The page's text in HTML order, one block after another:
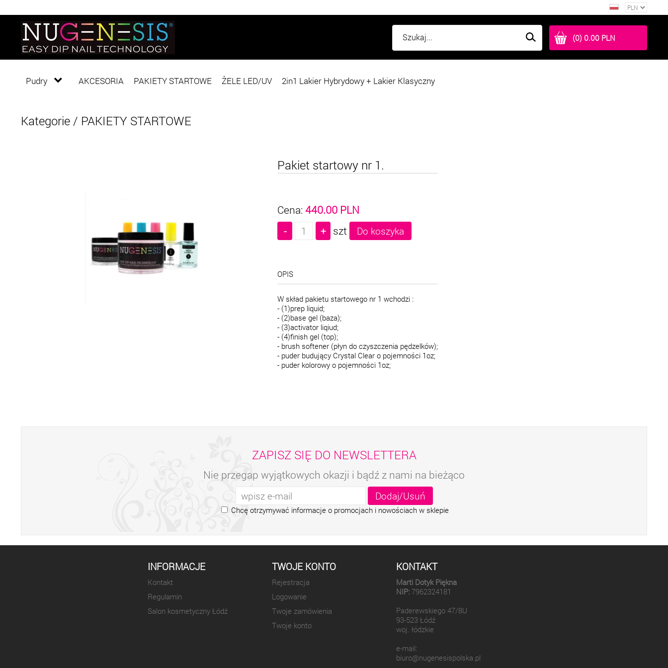
(0) 0.00 PLN
Pudry AKCESORIA PAKIETY STARTOWE ŻELE LED/UV 2in1 Lakier Hybrydowy + Lakier Klasyczny
Kategorie / PAKIETY STARTOWE
Pakiet startowy nr 1.
Cena: 440.00 PLN
szt
OPIS
W skład pakietu startowego nr 1 wchodzi :
- (1)prep liquid;
- (2)base gel (baza);
- (3)activator liqiud;
- (4)finish gel (top);
- brush softener (płyn do czyszczenia pędzelków);
- puder budujący Crystal Clear o pojemności 1oz;
- puder kolorowy o pojemności 1oz;
ZAPISZ SIĘ DO NEWSLETTERA
Nie przegap wyjątkowych okazji i bądź z nami na bieżąco
Chcę otrzymywać informacje o promocjach i nowościach w sklepie
INFORMACJE
Kontakt
Regulamin
Salon kosmetyczny Łódź
TWOJE KONTO
Rejestracja
Logowanie
Twoje zamówienia
Twoje konto
KONTAKT
Marti Dotyk Piękna
NIP: 7962324181
Paderewskiego 47/8U
93-523 Łódź
woj. łódzkie
e-mail:
biuro@nugenesispolska.pl